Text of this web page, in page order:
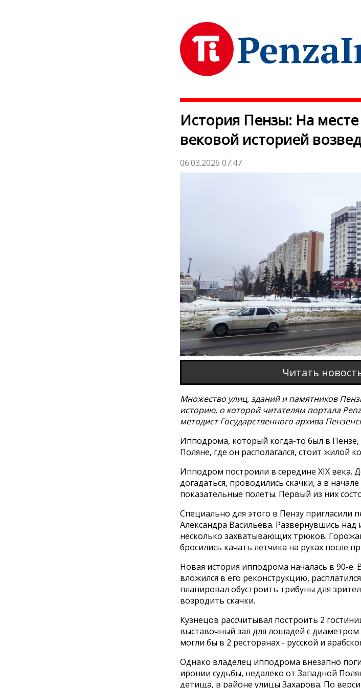
История Пензы: На
вековой историей
06.03.2026 07:47
Читать
Множество улиц, зданий и памятников
историю, о которой читателям портала
методист Государственного архива
Ипподрома, который когда-то был в
Поляне, где он располагался, стоит жилой
Ипподром построили в середине XIX века.
догадаться, проводились скачки, а в
показательные полеты. Первый из них
Специально для этого в Пензу пригласили
Александра Васильева. Развернувшись
несколько захватывающих трюков.
бросились качать летчика на руках после
Новая история ипподрома началась в 90-е.
вложился в его реконструкцию,
планировал обустроить трибуны для
возродить скачки.
Кузнецов рассчитывал построить 2
выставочный зал для лошадей с
могли бы в 2 ресторанах - русской и
Однако владелец ипподрома внезапно
иронии судьбы, недалеко от Западной
детища, в районе улицы Захарова. По